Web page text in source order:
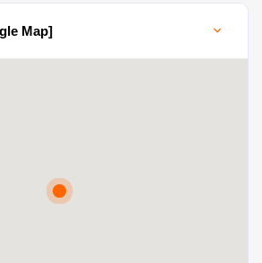
Map]